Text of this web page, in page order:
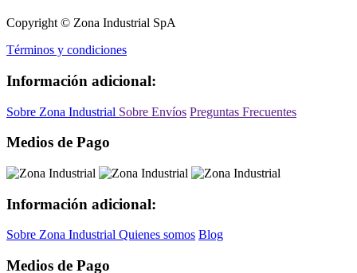
Copyright © Zona Industrial SpA
Términos y condiciones
Información adicional:
Sobre Zona Industrial Sobre Envíos Preguntas Frecuentes
Medios de Pago
Información adicional:
Sobre Zona Industrial Quienes somos Blog
Medios de Pago